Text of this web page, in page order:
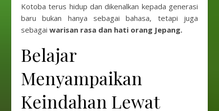
Kotoba terus hidup dan dikenalkan kepada generasi
baru bukan hanya sebagai bahasa, tetapi juga
sebagai warisan rasa dan hati orang Jepang.
Belajar
Menyampaikan
Keindahan Lewat